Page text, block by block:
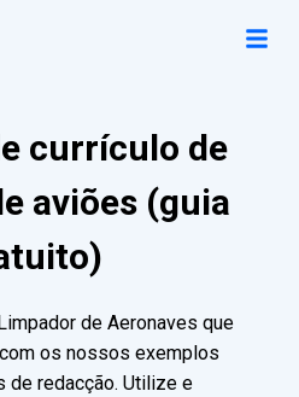
currículo de
aviões (guia
de Aeronaves que
os nossos exemplos
de redacção. Utilize e